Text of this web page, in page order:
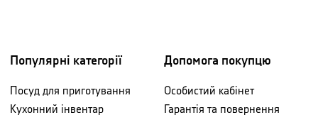
Популярні категорії
Посуд для приготування
Кухонний інвентар
Допомога покупцю
Особистий кабінет
Гарантія та повернення